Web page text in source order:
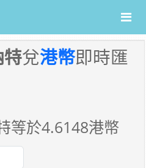
兌港幣即時匯
等於4.6148港幣